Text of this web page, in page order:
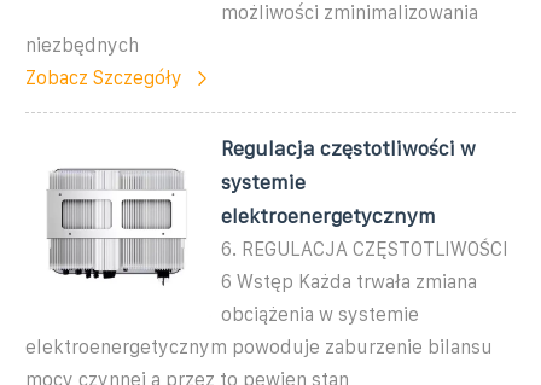
możliwości zminimalizowania
niezbędnych
Zobacz Szczegóły
Regulacja częstotliwości w
systemie
elektroenergetycznym
6. REGULACJA CZĘSTOTLIWOŚCI
6 Wstęp Każda trwała zmiana
obciążenia w systemie
elektroenergetycznym powoduje zaburzenie bilansu
mocy czynnej a przez to pewien stan